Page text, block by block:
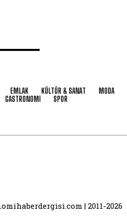
EMLAK KÜLTÜR & SANAT MODA
GASTRONOMİ SPOR
| 2011-2026